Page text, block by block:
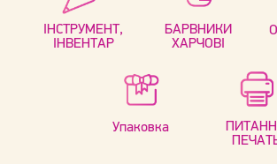
ІНСТРУМЕНТ,
ІНВЕНТАР
БАРВНИКИ
ХАРЧОВІ
Упаковка